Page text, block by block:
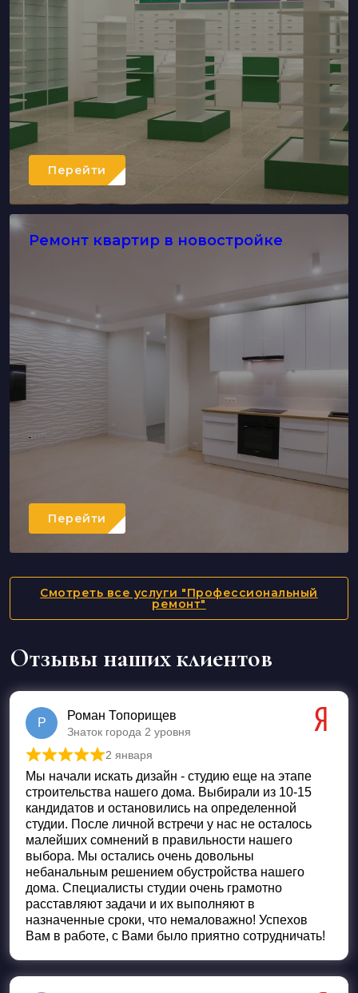
Перейти
Ремонт квартир в новостройке
Перейти
Смотреть все услуги "Профессиональный
ремонт"
Отзывы наших клиентов
Р
Роман Топорищев
Знаток города 2 уровня
Оценка из 5
2 января
Мы начали искать дизайн - студию еще на этапе
строительства нашего дома. Выбирали из 10-15
кандидатов и остановились на определенной
студии. После личной встречи у нас не осталось
малейших сомнений в правильности нашего
выбора. Мы остались очень довольны
небанальным решением обустройства нашего
дома. Специалисты студии очень грамотно
расставляют задачи и их выполняют в
назначенные сроки, что немаловажно! Успехов
Вам в работе, с Вами было приятно сотрудничать!